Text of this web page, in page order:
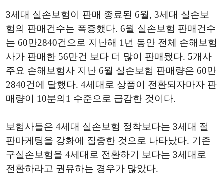
3세대 실손보험이 판매 종료된 6월, 3세대 실손보
험의 판매건수는 폭증했다. 6월 실손보험 판매건수
는 60만2840건으로 지난해 1년 동안 전체 손해보험
사가 판매한 56만건 보다 더 많이 판매됐다. 5개사
주요 손해보험사 지난 6월 실손보험 판매량은 60만
2840건에 달했다. 4세대로 상품이 전환되자마자 판
매량이 10분의1 수준으로 급감한 것이다.
보험사들은 4세대 실손보험 정착보다는 3세대 절
판마케팅을 강화에 집중한 것으로 나타났다. 기존
구실손보험을 4세대로 전환하기 보다는 3세대로
전환하라고 권유하는 경우가 많았다.